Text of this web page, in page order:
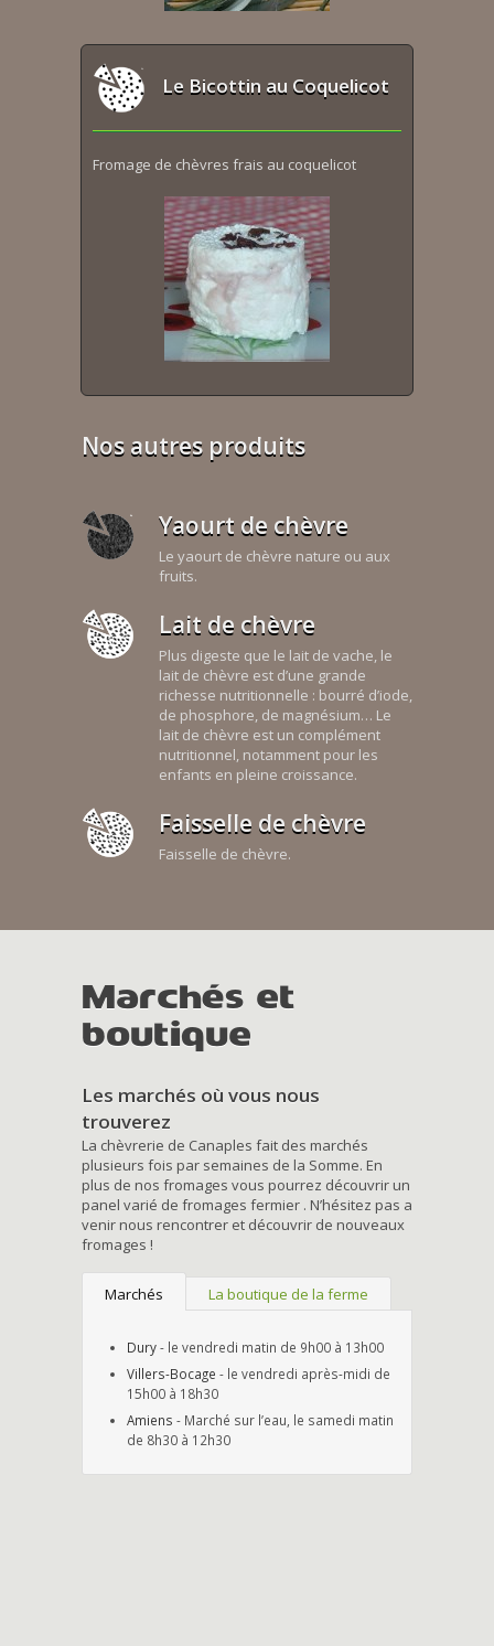
Le Bicottin au Coquelicot
Fromage de chèvres frais au coquelicot
Nos autres produits
Yaourt de chèvre
Le yaourt de chèvre nature ou aux
fruits.
Lait de chèvre
Plus digeste que le lait de vache, le
lait de chèvre est d’une grande
richesse nutritionnelle : bourré d’iode,
de phosphore, de magnésium… Le
lait de chèvre est un complément
nutritionnel, notamment pour les
enfants en pleine croissance.
Faisselle de chèvre
Faisselle de chèvre.
Marchés et
boutique
Les marchés où vous nous
trouverez
La chèvrerie de Canaples fait des marchés
plusieurs fois par semaines de la Somme. En
plus de nos fromages vous pourrez découvrir un
panel varié de fromages fermier . N’hésitez pas a
venir nous rencontrer et découvrir de nouveaux
fromages !
Marchés La boutique de la ferme
Dury- le vendredi matin de 9h00 à 13h00
Villers-Bocage - le vendredi après-midi de
15h00 à 18h30
Amiens - Marché sur l’eau, le samedi matin
de 8h30 à 12h30